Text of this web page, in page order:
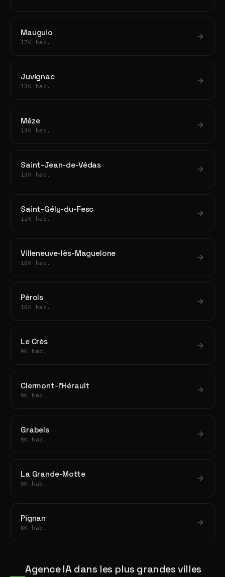
Mauguio
17K hab.
Juvignac
13K hab.
Mèze
13K hab.
Saint-Jean-de-Védas
13K hab.
Saint-Gély-du-Fesc
11K hab.
Villeneuve-lès-Maguelone
10K hab.
Pérols
10K hab.
Le Crès
9K hab.
Clermont-l'Hérault
9K hab.
Grabels
9K hab.
La Grande-Motte
9K hab.
Pignan
8K hab.
Agence IA dans les plus grandes villes